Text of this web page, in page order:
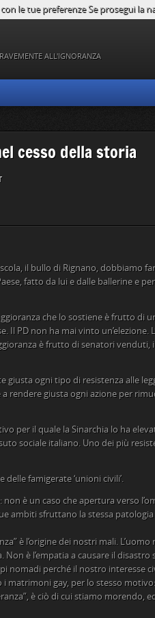
ALL'IGNORANZA
cesso della storia
il bullo di Rignano, dobbiamo
fatto da lui e dalle ballerine e
che lo sostiene è frutto di
Il PD non ha mai vinto un’elezione.
è frutto di senatori venduti,
giusta ogni tipo di resistenza alle
rendere giusta ogni azione per
per il quale la Sinarchia lo ha
sociale italiano. Uno dei più
delle famigerate ‘unioni civili’.
è un caso che apertura verso
ambiti sfruttano la stessa patologia
è l’origine dei nostri mali.
Non è l’empatia a causare il
nomadi perché il nostro interesse
matrimoni gay, per lo stesso
è ciò di cui stiamo morendo,
le tue preferenze Se prosegui la